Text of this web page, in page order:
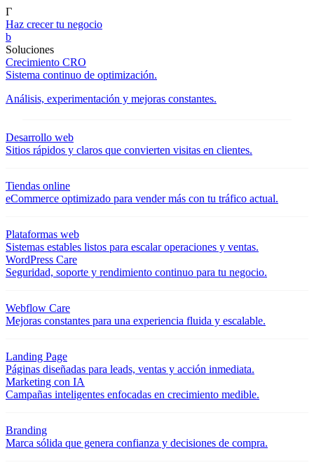
Γ
Haz crecer tu negocio
b
Soluciones
Crecimiento CRO
Sistema continuo de optimización.
Análisis, experimentación y mejoras constantes.
Desarrollo web
Sitios rápidos y claros que convierten visitas en clientes.
Tiendas online
eCommerce optimizado para vender más con tu tráfico actual.
Plataformas web
Sistemas estables listos para escalar operaciones y ventas.
WordPress Care
Seguridad, soporte y rendimiento continuo para tu negocio.
Webflow Care
Mejoras constantes para una experiencia fluida y escalable.
Landing Page
Páginas diseñadas para leads, ventas y acción inmediata.
Marketing con IA
Campañas inteligentes enfocadas en crecimiento medible.
Branding
Marca sólida que genera confianza y decisiones de compra.